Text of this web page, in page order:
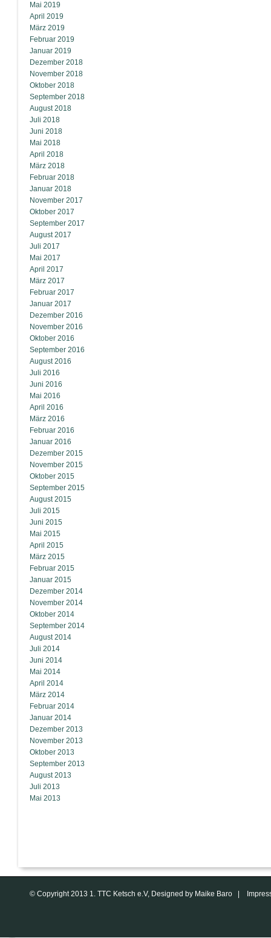
Mai 2019
April 2019
März 2019
Februar 2019
Januar 2019
Dezember 2018
November 2018
Oktober 2018
September 2018
August 2018
Juli 2018
Juni 2018
Mai 2018
April 2018
März 2018
Februar 2018
Januar 2018
November 2017
Oktober 2017
September 2017
August 2017
Juli 2017
Mai 2017
April 2017
März 2017
Februar 2017
Januar 2017
Dezember 2016
November 2016
Oktober 2016
September 2016
August 2016
Juli 2016
Juni 2016
Mai 2016
April 2016
März 2016
Februar 2016
Januar 2016
Dezember 2015
November 2015
Oktober 2015
September 2015
August 2015
Juli 2015
Juni 2015
Mai 2015
April 2015
März 2015
Februar 2015
Januar 2015
Dezember 2014
November 2014
Oktober 2014
September 2014
August 2014
Juli 2014
Juni 2014
Mai 2014
April 2014
März 2014
Februar 2014
Januar 2014
Dezember 2013
November 2013
Oktober 2013
September 2013
August 2013
Juli 2013
Mai 2013
© Copyright 2013 1. TTC Ketsch e.V, Designed by Maike Baro |